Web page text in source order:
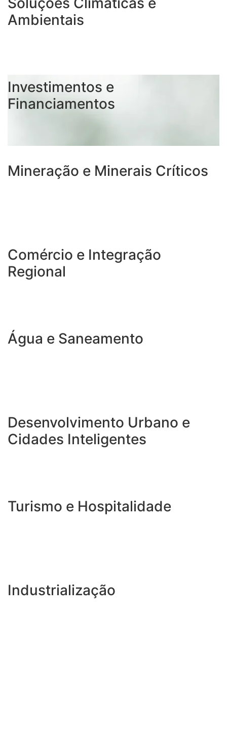
Ambientais
Investimentos e
Financiamentos
Mineração e Minerais Críticos
Comércio e Integração
Regional
Água e Saneamento
Desenvolvimento Urbano e
Cidades Inteligentes
Turismo e Hospitalidade
Industrialização